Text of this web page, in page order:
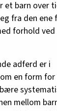
et barn over
fra den ene
forhold ved
adferd er i
en form for
mellom